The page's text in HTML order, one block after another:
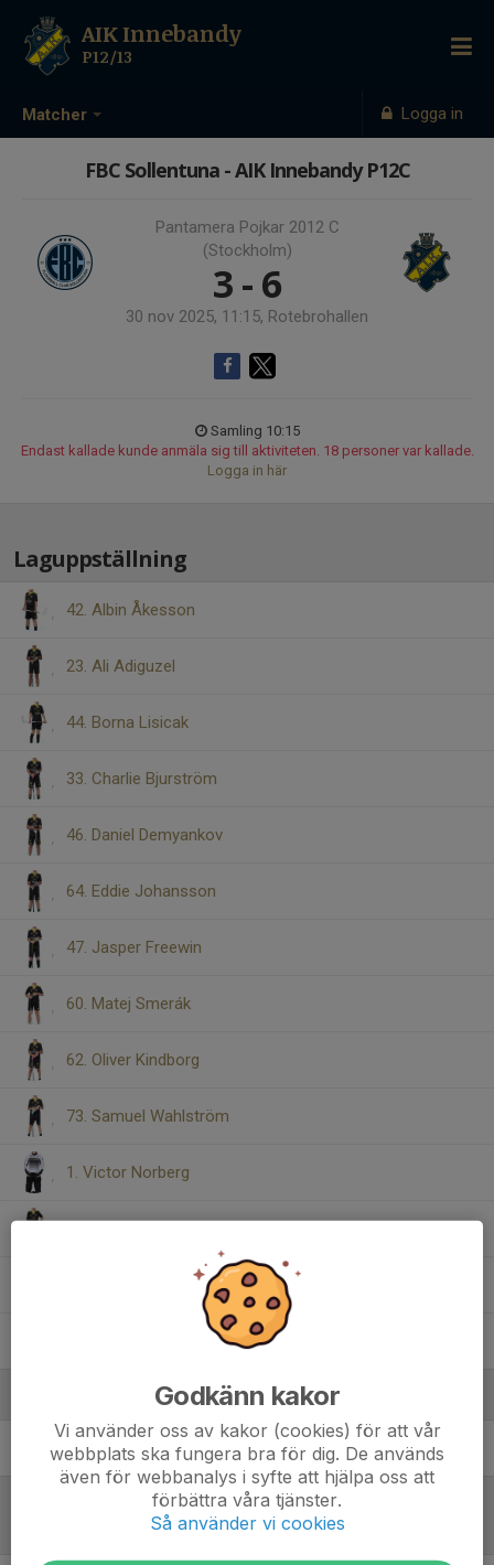
Matcher Logga in
AIK Innebandy
P12/13
FBC Sollentuna - AIK Innebandy P12C
Pantamera Pojkar 2012 C
(Stockholm)
3 - 6
30 nov 2025, 11:15, Rotebrohallen
Samling 10:15
Endast kallade kunde anmäla sig till aktiviteten. 18 personer var kallade.
Logga in här
Laguppställning
42. Albin Åkesson
23. Ali Adiguzel
44. Borna Lisicak
33. Charlie Bjurström
46. Daniel Demyankov
64. Eddie Johansson
47. Jasper Freewin
60. Matej Smerák
62. Oliver Kindborg
73. Samuel Wahlström
1. Victor Norberg
59. Vilhelm Svensson
Marek Smerak Tränare
Godkänn kakor
Vi använder oss av kakor (cookies) för att vår
webbplats ska fungera bra för dig. De används
även för webbanalys i syfte att hjälpa oss att
förbättra våra tjänster.
Så använder vi cookies